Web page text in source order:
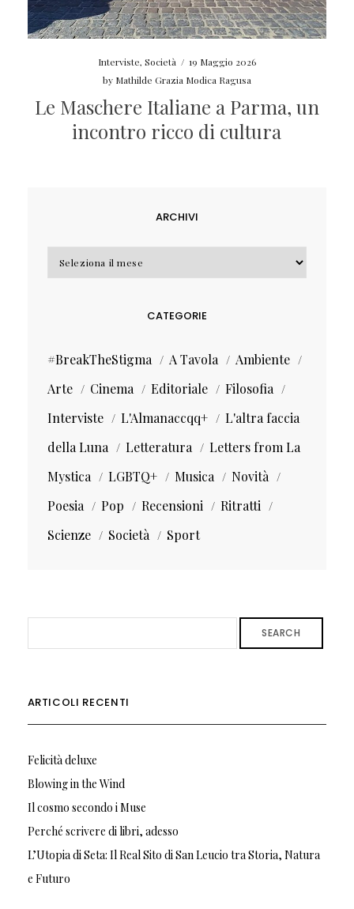
Interviste, Società / 19 Maggio 2026
by Mathilde Grazia Modica Ragusa
Le Maschere Italiane a Parma, un
incontro ricco di cultura
ARCHIVI
Archivi
CATEGORIE
#BreakTheStigma A Tavola
Ambiente
Arte
Cinema Editoriale
Filosofia
Interviste
L'Almanaccqq+
L'altra faccia
della Luna
Letteratura
Letters from La
Mystica
LGBTQ+ Musica
Novità
Poesia
Pop Recensioni
Ritratti
Scienze
Società Sport
SEARCH
ARTICOLI RECENTI
Felicità deluxe
Blowing in the Wind
Il cosmo secondo i Muse
Perché scrivere di libri, adesso
L’Utopia di Seta: Il Real Sito di San Leucio tra Storia, Natura
e Futuro